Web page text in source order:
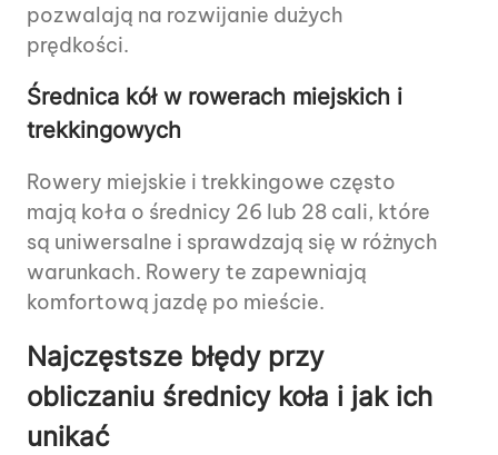
pozwalają na rozwijanie dużych
prędkości.
Średnica kół w rowerach miejskich i
trekkingowych
Rowery miejskie i trekkingowe często
mają koła o średnicy 26 lub 28 cali, które
są uniwersalne i sprawdzają się w różnych
warunkach. Rowery te zapewniają
komfortową jazdę po mieście.
Najczęstsze błędy przy
obliczaniu średnicy koła i jak ich
unikać